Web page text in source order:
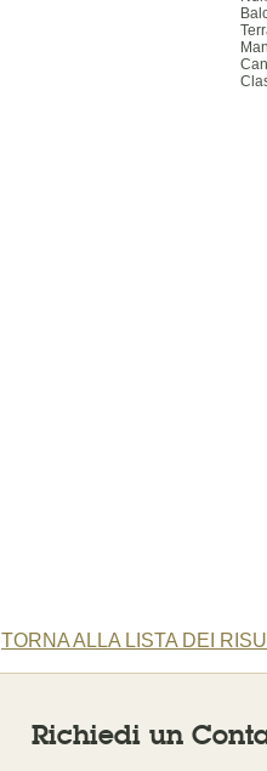
TORNA ALLA LISTA DEI
Richiedi un